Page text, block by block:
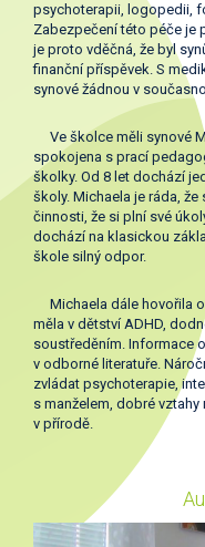
psychoterapii, logopedii,
Zabezpečení této péče je
je proto vděčná, že byl
finanční příspěvek. S
synové žádnou v
Ve školce měli synové
spokojena s prací
školky. Od 8 let dochází
školy. Michaela je ráda,
činnosti, že si plní své
dochází na klasickou
škole silný odpor.
Michaela dále hovořila
měla v dětství ADHD,
soustředěním. Informace
v odborné literatuře.
zvládat psychoterapie,
s manželem, dobré
v přírodě.